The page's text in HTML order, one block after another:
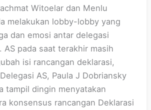
Witoelar dan Menlu
melakukan lobby-lobby yang
dan emosi antar delegasi
AS pada saat terakhir masih
isi rancangan deklarasi,
AS, Paula J Dobriansky
tampil dingin menyatakan
konsensus rancangan Deklarasi